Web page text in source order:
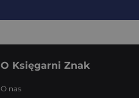
O Księgarni Znak
O nas